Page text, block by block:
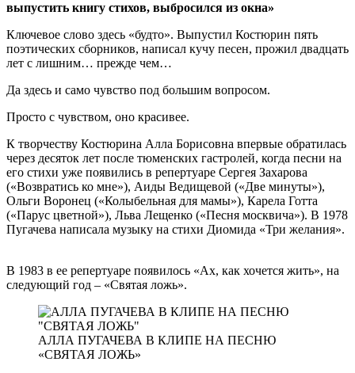
выпустить книгу стихов, выбросился из окна»
Ключевое слово здесь «будто». Выпустил Костюрин пять
поэтических сборников, написал кучу песен, прожил двадцать
лет с лишним… прежде чем…
Да здесь и само чувство под большим вопросом.
Просто с чувством, оно красивее.
К творчеству Костюрина Алла Борисовна впервые обратилась
через десяток лет после тюменских гастролей, когда песни на
его стихи уже появились в репертуаре Сергея Захарова
(«Возвратись ко мне»), Аиды Ведищевой («Две минуты»),
Ольги Воронец («Колыбельная для мамы»), Карела Готта
(«Парус цветной»), Льва Лещенко («Песня москвича»). В 1978
Пугачева написала музыку на стихи Диомида «Три желания».
В 1983 в ее репертуаре появилось «Ах, как хочется жить», на
следующий год – «Святая ложь».
АЛЛА ПУГАЧЕВА В КЛИПЕ НА ПЕСНЮ
«СВЯТАЯ ЛОЖЬ»